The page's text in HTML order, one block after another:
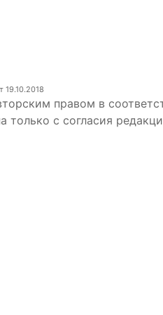
19.10.2018
правом в
с согласия